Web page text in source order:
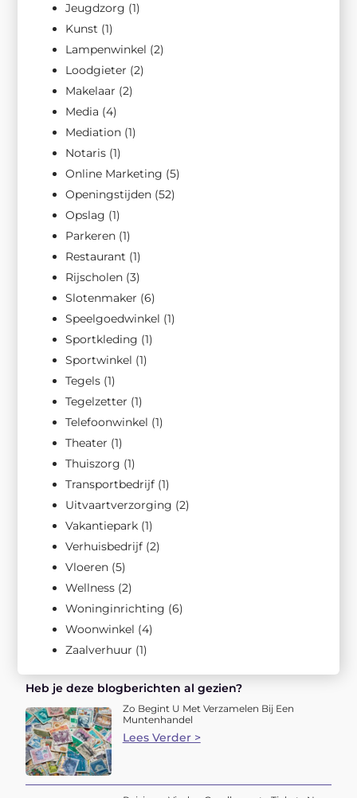
Jeugdzorg (1)
Kunst (1)
Lampenwinkel (2)
Loodgieter (2)
Makelaar (2)
Media (4)
Mediation (1)
Notaris (1)
Online Marketing (5)
Openingstijden (52)
Opslag (1)
Parkeren (1)
Restaurant (1)
Rijscholen (3)
Slotenmaker (6)
Speelgoedwinkel (1)
Sportkleding (1)
Sportwinkel (1)
Tegels (1)
Tegelzetter (1)
Telefoonwinkel (1)
Theater (1)
Thuiszorg (1)
Transportbedrijf (1)
Uitvaartverzorging (2)
Vakantiepark (1)
Verhuisbedrijf (2)
Vloeren (5)
Wellness (2)
Woninginrichting (6)
Woonwinkel (4)
Zaalverhuur (1)
Heb je deze blogberichten al gezien?
Zo Begint U Met Verzamelen Bij Een
Muntenhandel
Lees Verder >